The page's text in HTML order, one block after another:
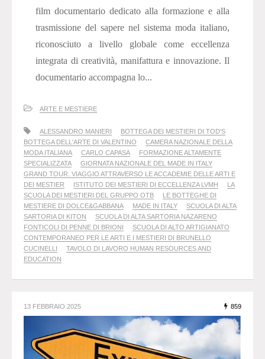
film documentario dedicato alla formazione e alla
trasmissione del sapere nel sistema moda italiano,
riconosciuto a livello globale come eccellenza
integrata di creatività, manifattura e innovazione. Il
documentario accompagna lo...
ARTE E MESTIERE
ALESSANDRO MANIERI
BOTTEGA DEI MESTIERI DI TOD'S
BOTTEGA DELL'ARTE DI VALENTINO
CAMERA NAZIONALE DELLA
MODA ITALIANA
CARLO CAPASA
FORMAZIONE ALTAMENTE
SPECIALIZZATA
GIORNATA NAZIONALE DEL MADE IN ITALY
GRAND TOUR. VIAGGIO ATTRAVERSO LE ACCADEMIE DELLE ARTI E
DEI MESTIER
ISTITUTO DEI MESTIERI DI ECCELLENZA LVMH
LA
SCUOLA DEI MESTIERI DEL GRUPPO OTB
LE BOTTEGHE DI
MESTIERE DI DOLCE&GABBANA
MADE IN ITALY
SCUOLA DI ALTA
SARTORIA DI KITON
SCUOLA DI ALTA SARTORIA NAZARENO
FONTICOLI DI PENNE DI BRIONI
SCUOLA DI ALTO ARTIGIANATO
CONTEMPORANEO PER LE ARTI E I MESTIERI DI BRUNELLO
CUCINELLI
TAVOLO DI LAVORO HUMAN RESOURCES AND
EDUCATION
13 FEBBRAIO 2025 859